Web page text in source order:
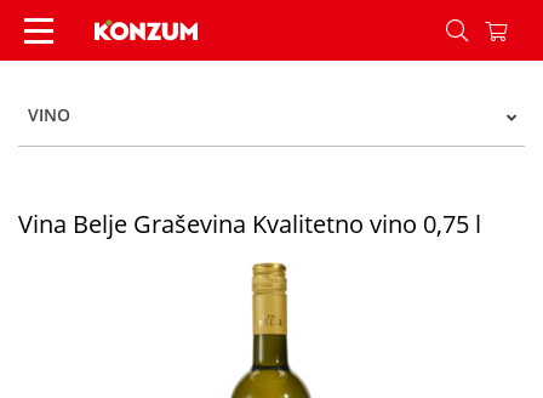
Vina Belje Graševina Kvalitetno vino 0,75 l -
VINO
Vina Belje Graševina Kvalitetno vino 0,75 l